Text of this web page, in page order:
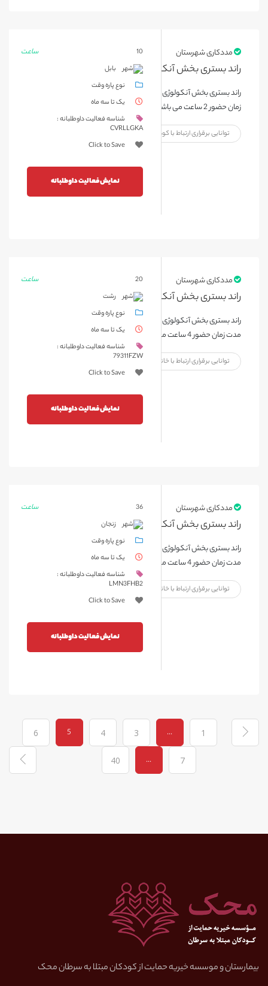
مددکاری شهرستان
راند بستری بخش آنکولوژی بیمارستان امیرکلا بابل
راند بستری بخش آنکولوژی بیمارستان امیرکلا بابل یک روز در هفته مدت
زمان حضور 2 ساعت می باشد.
توانایی برقراری ارتباط با کودک
ساعت
10
بابل
نوع پاره وقت
یک تا سه ماه
شناسه فعالیت داوطلبانه :
CVRLLGKA
Click to Save
نمایش فعالیت داوطلبانه
مددکاری شهرستان
راند بستری بخش آنکولوژی بیمارستان17 شهریور رشت
راند بستری بخش آنکولوژی بیمارستان17 شهریور رشت یک روز در هفته
مدت زمان حضور 4 ساعت می باشد
توانایی برقراری ارتباط با خانواده بیمار
ساعت
20
رشت
نوع پاره وقت
یک تا سه ماه
شناسه فعالیت داوطلبانه :
79311FZW
Click to Save
نمایش فعالیت داوطلبانه
مددکاری شهرستان
راند بستری بخش آنکولوژی بیمارستان آیت الله موسوی زنجان
مدت زمان حضور 4 ساعت می باشد.
توانایی برقراری ارتباط با خانواده بیمار
ساعت
36
زنجان
نوع پاره وقت
یک تا سه ماه
شناسه فعالیت داوطلبانه :
LMN3FHB2
Click to Save
نمایش فعالیت داوطلبانه
1
...
3
4
5
6
7
...
40
بیمارستان و موسسه خیریه حمایت از کودکان مبتلا به سرطان محک